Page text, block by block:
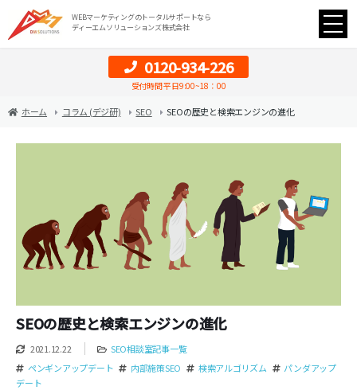
WEBマーケティングのトータルサポートなら
ディーエムソリューションズ株式会社
0120-934-226
受付時間 平日9:00~18：00
ホーム コラム (デジ研) SEO SEOの歴史と検索エンジンの進化
SEOの歴史と検索エンジンの進化
2021.12.22
SEO相談室記事一覧
ペンギンアップデート
内部施策SEO 検索アルゴリズム
パンダアップ
デート